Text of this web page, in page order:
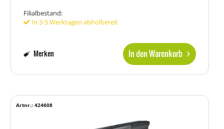
Filialbestand:
In 3-5 Werktagen abholbereit
In den Warenkorb
Merken
Artnr.: 424608